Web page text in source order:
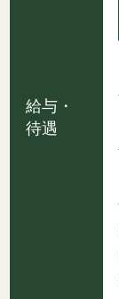
給与・
待遇